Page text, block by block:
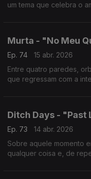
um tema que celebra o
Murta - "No Meu
Ep. 74
15 abr. 2026
Entre quatro paredes,
que regressam com a
Ditch Days - "Past
Ep. 73
14 abr. 2026
Sobre aquele momento
qualquer coisa e, de